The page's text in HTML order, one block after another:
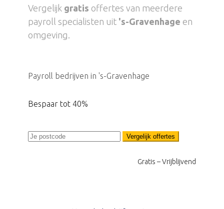
Vergelijk gratis offertes van meerdere
payroll specialisten uit 's-Gravenhage en
omgeving.
Payroll bedrijven in 's-Gravenhage
Bespaar tot 40%
Vergelijk offertes
Gratis – Vrijblijvend